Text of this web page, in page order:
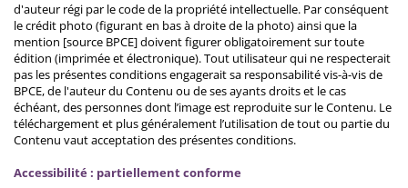
d'auteur régi par le code de la propriété intellectuelle. Par conséquent
le crédit photo (figurant en bas à droite de la photo) ainsi que la
mention [source BPCE] doivent figurer obligatoirement sur toute
édition (imprimée et électronique). Tout utilisateur qui ne respecterait
pas les présentes conditions engagerait sa responsabilité vis-à-vis de
BPCE, de l'auteur du Contenu ou de ses ayants droits et le cas
échéant, des personnes dont l’image est reproduite sur le Contenu. Le
téléchargement et plus généralement l’utilisation de tout ou partie du
Contenu vaut acceptation des présentes conditions.
Accessibilité : partiellement conforme